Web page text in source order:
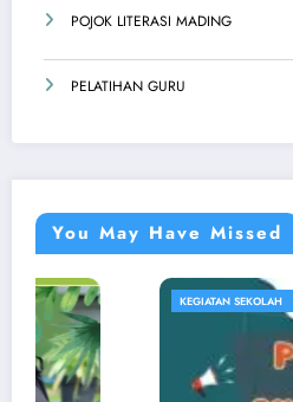
POJOK LITERASI MADING
PELATIHAN GURU
You May Have Missed
KEGIATAN SEKOLAH WAWASAN PENDIDIKAN